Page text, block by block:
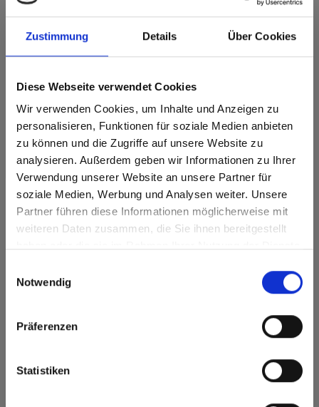
Zustimmung Details Über Cookies
Diese Webseite verwendet Cookies
Wir verwenden Cookies, um Inhalte und Anzeigen zu
personalisieren, Funktionen für soziale Medien anbieten
zu können und die Zugriffe auf unsere Website zu
analysieren. Außerdem geben wir Informationen zu Ihrer
Verwendung unserer Website an unsere Partner für
soziale Medien, Werbung und Analysen weiter. Unsere
Partner führen diese Informationen möglicherweise mit
weiteren Daten zusammen, die Sie ihnen bereitgestellt
Notwendig
Präferenzen
Statistiken
sr.modal is not closeable
Are you based in the Verenigde
Staten?
rest of the world!
Max Compact Exterior
Max Compact Exterior 0794 Patina Bronze
Max Compact Exterior
Max Compact Exterior 0426 Loft